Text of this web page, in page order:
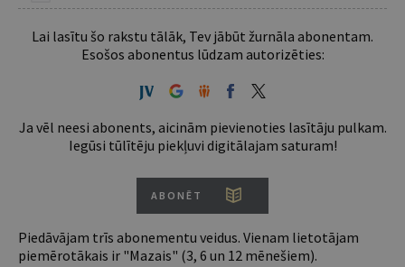
Lai lasītu šo rakstu tālāk, Tev jābūt žurnāla abonentam.
Esošos abonentus lūdzam autorizēties:
Ja vēl neesi abonents, aicinām pievienoties lasītāju pulkam.
Iegūsi tūlītēju piekļuvi digitālajam saturam!
ABONĒT
Piedāvājam trīs abonementu veidus. Vienam lietotājam
piemērotākais ir "Mazais" (3, 6 un 12 mēnešiem).